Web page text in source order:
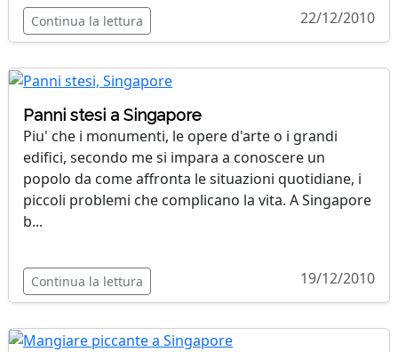
Continua la lettura 22/12/2010
Panni stesi a Singapore
Piu' che i monumenti, le opere d'arte o i grandi
edifici, secondo me si impara a conoscere un
popolo da come affronta le situazioni quotidiane, i
piccoli problemi che complicano la vita. A Singapore
b...
Continua la lettura 19/12/2010